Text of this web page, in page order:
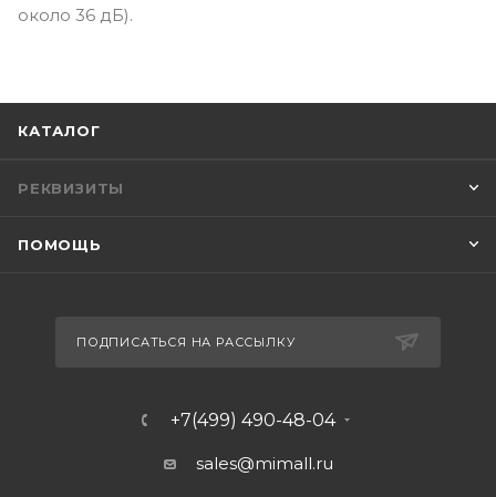
около 36 дБ).
КАТАЛОГ
РЕКВИЗИТЫ
ПОМОЩЬ
ПОДПИСАТЬСЯ НА РАССЫЛКУ
+7(499) 490-48-04
sales@mimall.ru